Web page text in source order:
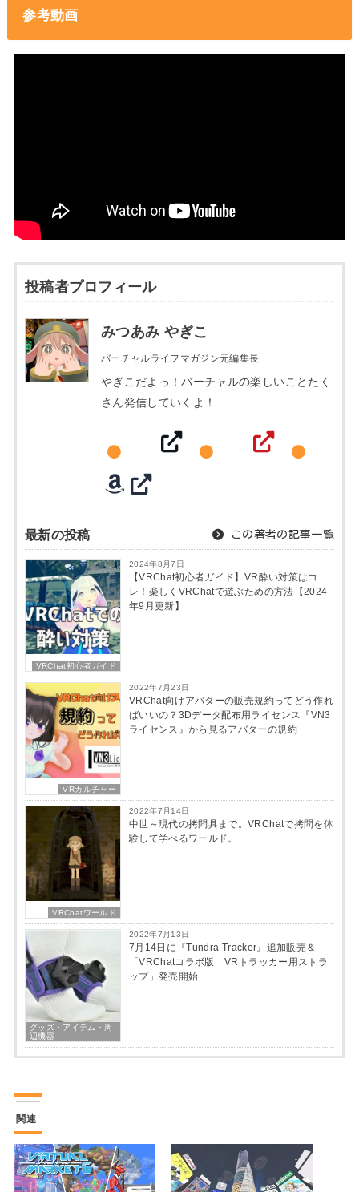
参考動画
投稿者プロフィール
みつあみ やぎこ
バーチャルライフマガジン元編集長
やぎこだよっ！バーチャルの楽しいことたく
さん発信していくよ！
最新の投稿 この著者の記事一覧
VRChat初心者ガイド
2024年8月7日
【VRChat初心者ガイド】VR酔い対策はコ
レ！楽しくVRChatで遊ぶための方法【2024
年9月更新】
VRカルチャー
2022年7月23日
VRChat向けアバターの販売規約ってどう作れ
ばいいの？3Dデータ配布用ライセンス『VN3
ライセンス』から見るアバターの規約
VRChatワールド
2022年7月14日
中世～現代の拷問具まで。VRChatで拷問を体
験して学べるワールド。
グッズ・アイテム・周
辺機器
2022年7月13日
7月14日に『Tundra Tracker』追加販売＆
「VRChatコラボ版 VRトラッカー用ストラ
ップ」発売開始
関連